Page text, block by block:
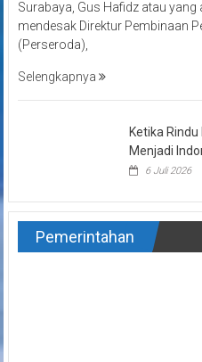
Surabaya, Gus Hafidz atau yang
mendesak Direktur Pembinaan
(Perseroda),
Selengkapnya
Ketika
Menjadi
6 Juli 2026
Pemerintahan